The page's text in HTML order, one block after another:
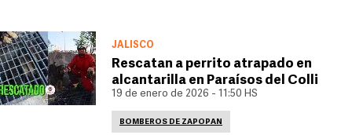
JALISCO
Rescatan a perrito atrapado en
alcantarilla en Paraísos del Colli
19 de enero de 2026 - 11:50 HS
BOMBEROS DE ZAPOPAN